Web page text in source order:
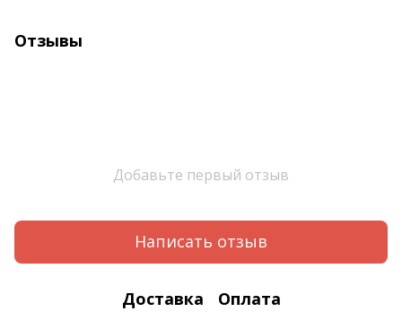
Отзывы
Добавьте первый отзыв
Написать отзыв
Доставка Оплата